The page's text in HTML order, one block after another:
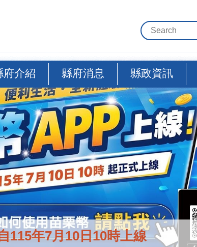
府介紹 縣府消息 縣政資訊
115年7月10日10時上線